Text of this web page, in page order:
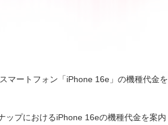
マートフォン「iPhone 16e」の機種代金を
ップにおけるiPhone 16eの機種代金を案内